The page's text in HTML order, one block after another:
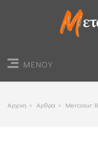
ΜΕΝΟΥ
Αρχικη > Αρθρα > Mercosur: